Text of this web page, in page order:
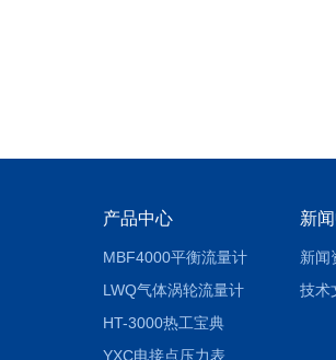
产品中心
MBF4000平衡流量计
LWQ气体涡轮流量计
HT-3000热工宝典
YXC电接点压力表
新
新闻
技术